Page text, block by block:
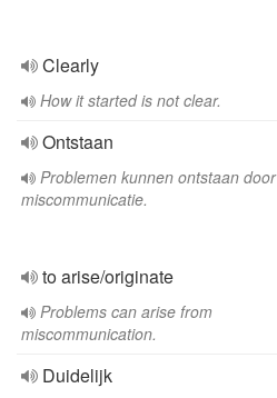
Clearly
How it started is not clear.
Ontstaan
Problemen kunnen ontstaan door
miscommunicatie.
to arise/originate
Problems can arise from
miscommunication.
Duidelijk